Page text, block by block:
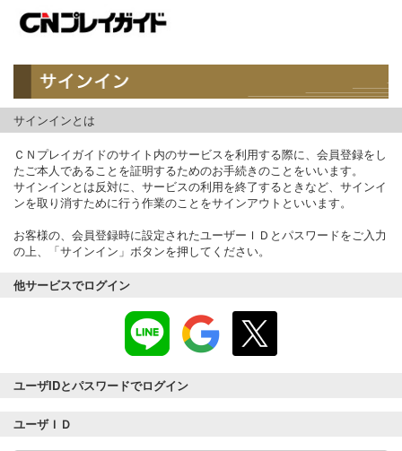
サインインとは
ＣＮプレイガイドのサイト内のサービスを利用する際に、会員登録をし
たご本人であることを証明するためのお手続きのことをいいます。
サインインとは反対に、サービスの利用を終了するときなど、サインイ
ンを取り消すために行う作業のことをサインアウトといいます。
お客様の、会員登録時に設定されたユーザーＩＤとパスワードをご入力
の上、「サインイン」ボタンを押してください。
他サービスでログイン
ユーザIDとパスワードでログイン
ユーザＩＤ